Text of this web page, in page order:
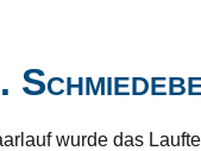
wurde das